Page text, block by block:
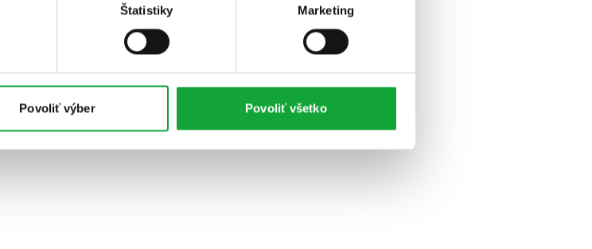
Štatistiky Marketing
Povoliť výber Povoliť všetko